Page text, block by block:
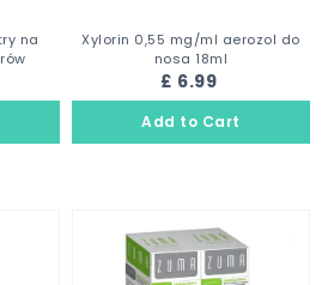
na
Xylorin 0,55 mg/ml aerozol do
nosa 18ml
£ 6.99